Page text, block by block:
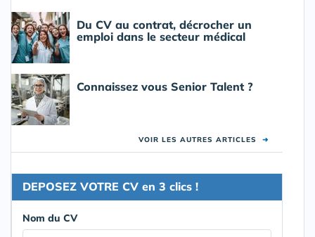
Du CV au contrat, décrocher un
emploi dans le secteur médical
Connaissez vous Senior Talent ?
VOIR LES AUTRES ARTICLES ➜
DEPOSEZ VOTRE CV en 3 clics !
Nom du CV